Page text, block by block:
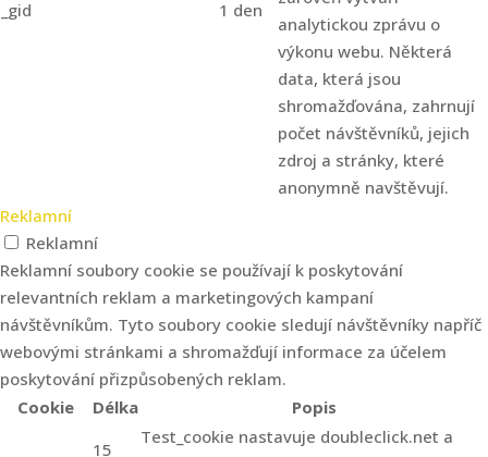
_gid 1 den
analytickou zprávu o
výkonu webu. Některá
data, která jsou
shromažďována, zahrnují
počet návštěvníků, jejich
zdroj a stránky, které
anonymně navštěvují.
Reklamní
Reklamní
Reklamní soubory cookie se používají k poskytování
relevantních reklam a marketingových kampaní
návštěvníkům. Tyto soubory cookie sledují návštěvníky napříč
webovými stránkami a shromažďují informace za účelem
poskytování přizpůsobených reklam.
Cookie
Délka Popis
15
Test_cookie nastavuje doubleclick.net a